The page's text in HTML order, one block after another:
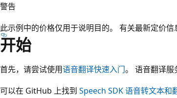
警告
此示例中的价格仅用于说明目的。 有关最新定价信
开始
首先，请尝试使用语音翻译快速入门。 语音翻译服
可以在 GitHub 上找到 Speech SDK 语音转文本和